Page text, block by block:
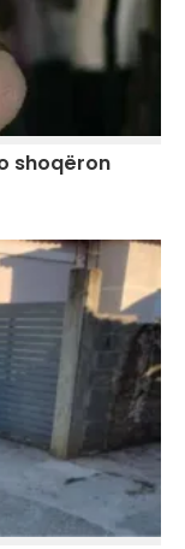
shoqëron